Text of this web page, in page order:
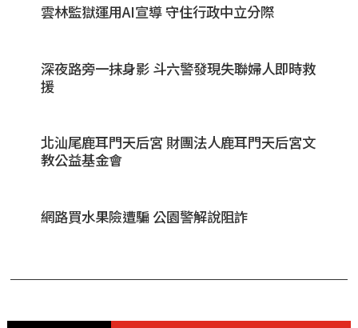
雲林監獄運用AI宣導 守住行政中立分際
深夜路旁一抹身影 斗六警發現失聯婦人即時救
援
北汕尾鹿耳門天后宮 財團法人鹿耳門天后宮文
教公益基金會
網路買水果險遭騙 公園警解說阻詐